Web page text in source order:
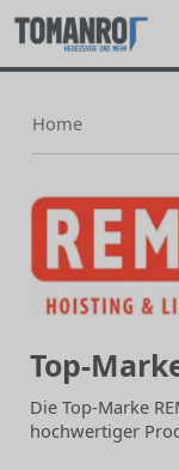
Home
Top-
Die Top-Marke
hochwertiger